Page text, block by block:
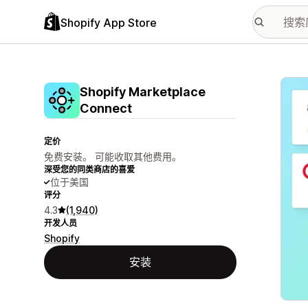
Shopify App Store
Shopify Marketplace
Connect
定价
免费安装。 可能收取其他费用。
深受您的同类商店的喜爱
位于美国
评分
4.3 (1,940)
开发人员
Shopify
安装
配图